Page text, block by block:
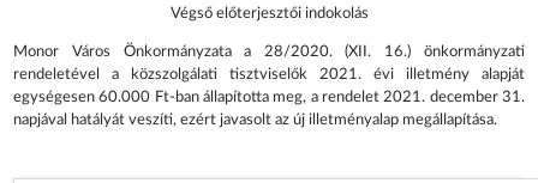
Végső előterjesztői indokolás
Monor Város Önkormányzata a 28/2020. (XII. 16.) önkormányzati
rendeletével a közszolgálati tisztviselők 2021. évi illetmény alapját
egységesen 60.000 Ft-ban állapította meg, a rendelet 2021. december 31.
napjával hatályát veszíti, ezért javasolt az új illetményalap megállapítása.